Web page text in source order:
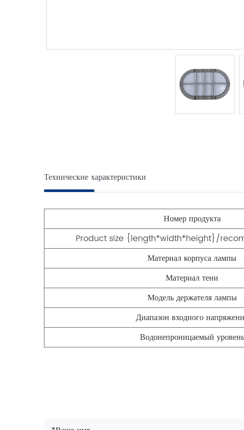
Технические характеристики
Номер продукта
Product size {length*width*height}/
Материал корпуса лампы
Материал тени
Модель держателя лампы
Диапазон входного
Водонепроницаемый уровень